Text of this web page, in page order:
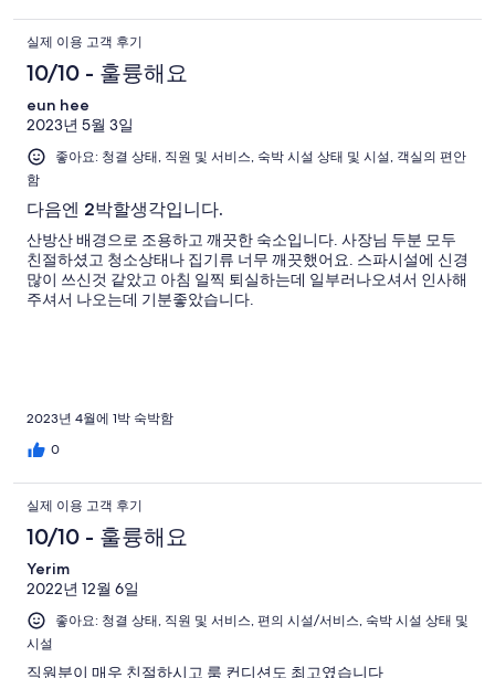
실제 이용 고객 후기
10/10 - 훌륭해요
eun hee
2023년 5월 3일
좋아요: 청결 상태, 직원 및 서비스, 숙박 시설 상태 및 시설, 객실의 편안
함
다음엔 2박할생각입니다.
산방산 배경으로 조용하고 깨끗한 숙소입니다. 사장님 두분 모두
친절하셨고 청소상태나 집기류 너무 깨끗했어요. 스파시설에 신경
많이 쓰신것 같았고 아침 일찍 퇴실하는데 일부러나오셔서 인사해
주셔서 나오는데 기분좋았습니다.
2023년 4월에 1박 숙박함
0
실제 이용 고객 후기
10/10 - 훌륭해요
Yerim
2022년 12월 6일
좋아요: 청결 상태, 직원 및 서비스, 편의 시설/서비스, 숙박 시설 상태 및
시설
직원분이 매우 친절하시고 룸 컨디션도 최고였습니다